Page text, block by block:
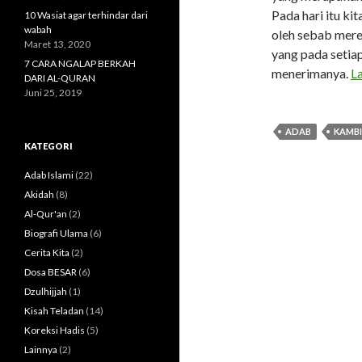
Pada hari itu
oleh sebab
yang pada
menerimanya.
ADAB
10 Wasiat agar terhindar dari
wabah
Maret 13, 2020
7 CARA NGALAP BERKAH
DARI AL-QURAN
Juni 25, 2019
KATEGORI
Adab Islami (22)
Akidah (8)
Al-Qur'an (2)
Biografi Ulama (6)
Cerita Kita (2)
Dosa BESAR (6)
Dzulhijjah (1)
Kisah Teladan (14)
Koreksi Hadis (5)
Lainnya (2)